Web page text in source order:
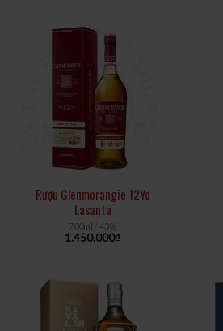
Rượu Glenmorangie 12Yo
Lasanta
700ml / 43%
1.450.000₫